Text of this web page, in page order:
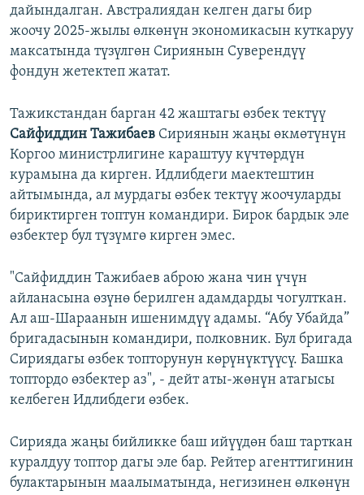
дайындалган. Австралиядан келген дагы бир
жоочу 2025-жылы өлкөнүн экономикасын куткаруу
максатында түзүлгөн Сириянын Суверендүү
фондун жетектеп жатат.
Тажикстандан барган 42 жаштагы өзбек тектүү
Сайфиддин Тажибаев Сириянын жаңы өкмөтүнүн
Коргоо министрлигине караштуу күчтөрдүн
курамына да кирген. Идлибдеги маектештин
айтымында, ал мурдагы өзбек тектүү жоочуларды
бириктирген топтун командири. Бирок бардык эле
өзбектер бул түзүмгө кирген эмес.
"Сайфиддин Тажибаев аброю жана чин үчүн
айланасына өзүнө берилген адамдарды чогулткан.
Ал аш-Шараанын ишенимдүү адамы. “Абу Убайда”
бригадасынын командири, полковник. Бул бригада
Сириядагы өзбек топторунун көрүнүктүүсү. Башка
топтордо өзбектер аз", - дейт аты-жөнүн атагысы
келбеген Идлибдеги өзбек.
Сирияда жаңы бийликке баш ийүүдөн баш тарткан
куралдуу топтор дагы эле бар. Рейтер агенттигинин
булактарынын маалыматында, негизинен өлкөнүн